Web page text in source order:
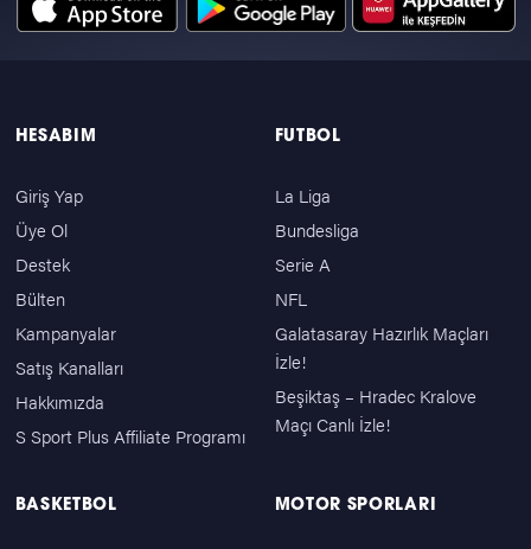
HESABIM
Giriş Yap
Üye Ol
Destek
Bülten
Kampanyalar
Satış Kanalları
Hakkımızda
S Sport Plus Affiliate Programı
FUTBOL
La Liga
Bundesliga
Serie A
NFL
Galatasaray Hazırlık Maçları
İzle!
Beşiktaş – Hradec Kralove
Maçı Canlı İzle!
BASKETBOL MOTOR SPORLARI